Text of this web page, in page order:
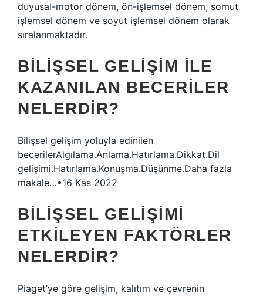
duyusal-motor dönem, ön-işlemsel dönem, somut
işlemsel dönem ve soyut işlemsel dönem olarak
sıralanmaktadır.
BILIŞSEL GELIŞIM ILE
KAZANILAN BECERILER
NELERDIR?
Bilişsel gelişim yoluyla edinilen
becerilerAlgılama.Anlama.Hatırlama.Dikkat.Dil
gelişimi.Hatırlama.Konuşma.Düşünme.Daha fazla
makale…•16 Kas 2022
BILIŞSEL GELIŞIMI
ETKILEYEN FAKTÖRLER
NELERDIR?
Piaget’ye göre gelişim, kalıtım ve çevrenin